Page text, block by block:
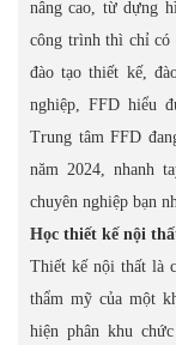
nâng cao, từ dựng
công trình thì chỉ
đào tạo thiết kế,
nghiệp, FFD hiểu
Trung tâm FFD
năm 2024, nhanh
chuyên nghiệp bạn
Học thiết kế nội
Thiết kế nội thất là
thẩm mỹ của một
hiện phân khu